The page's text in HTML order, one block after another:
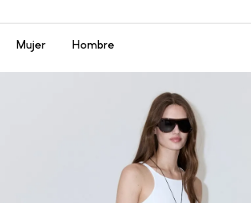
Menú
Mujer Hombre